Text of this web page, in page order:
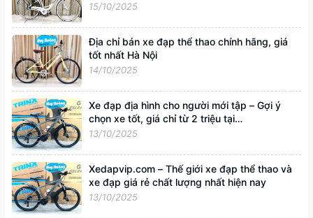
15/10/2025
Địa chỉ bán xe đạp thể thao chính hãng, giá
tốt nhất Hà Nội
14/10/2025
Xe đạp địa hình cho người mới tập – Gợi ý
chọn xe tốt, giá chỉ từ 2 triệu tại
Xedapvip.com
13/10/2025
Xedapvip.com – Thế giới xe đạp thể thao và
xe đạp giá rẻ chất lượng nhất hiện nay
13/10/2025